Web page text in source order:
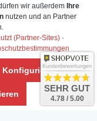
wir außerdem Ihre
nutzen und an Partner
(Partner-Sites) ·
KonfigurierenKundenbewertungen
SEHR GUT
4.78 / 5.00